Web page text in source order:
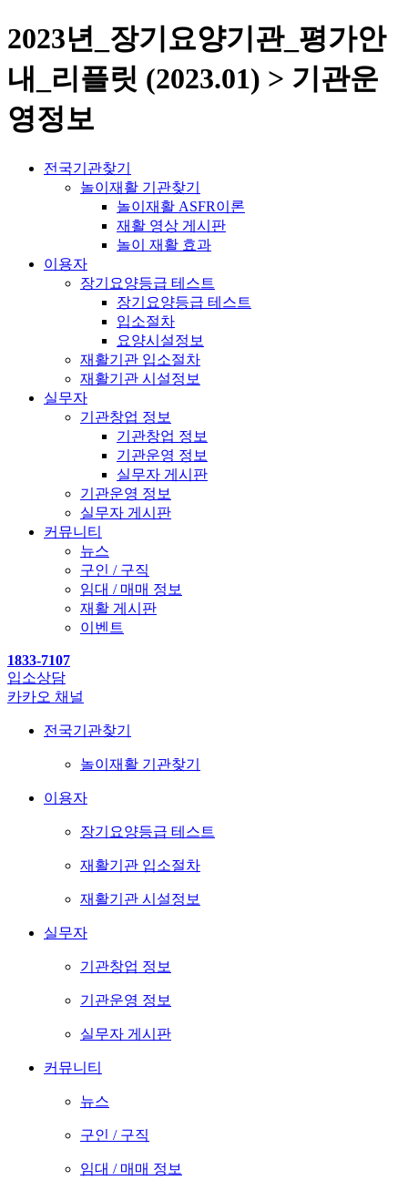
2023년_장기요양기관_평가안
내_리플릿 (2023.01) > 기관운
영정보
전국기관찾기
놀이재활 기관찾기
놀이재활 ASFR이론
재활 영상 게시판
놀이 재활 효과
이용자
장기요양등급 테스트
장기요양등급 테스트
입소절차
요양시설정보
재활기관 입소절차
재활기관 시설정보
실무자
기관창업 정보
기관창업 정보
기관운영 정보
실무자 게시판
기관운영 정보
실무자 게시판
커뮤니티
뉴스
구인 / 구직
임대 / 매매 정보
재활 게시판
이벤트
1833-7107
입소상담
카카오 채널
전국기관찾기
놀이재활 기관찾기
이용자
장기요양등급 테스트
재활기관 입소절차
재활기관 시설정보
실무자
기관창업 정보
기관운영 정보
실무자 게시판
커뮤니티
뉴스
구인 / 구직
임대 / 매매 정보